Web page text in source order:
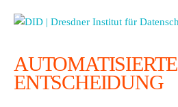
Inhalt
AUTOMATISIERTE
ENTSCHEIDUNG